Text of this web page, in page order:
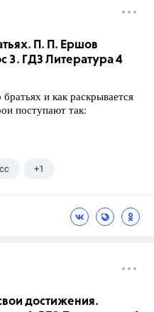
П. П. Ершов
3. ГДЗ Литература 4
и как раскрывается
поступают так:
+1
достижения.